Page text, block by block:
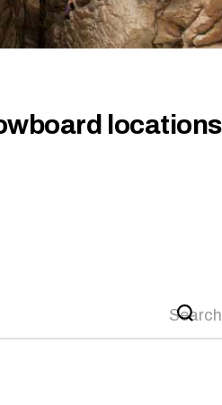
locations